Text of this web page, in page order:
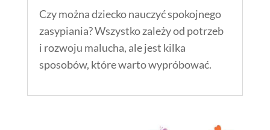
Czy można dziecko nauczyć spokojnego
zasypiania? Wszystko zależy od potrzeb
i rozwoju malucha, ale jest kilka
sposobów, które warto wypróbować.